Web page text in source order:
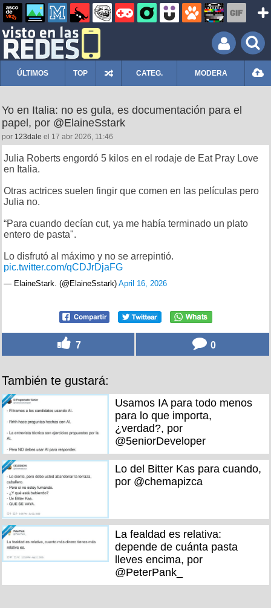
ÚLTIMOS TOP CATEG. MODERA
Yo en Italia: no es gula, es documentación para el
papel, por @ElaineSstark
por 123dale el 17 abr 2026, 11:46
Julia Roberts engordó 5 kilos en el rodaje de Eat Pray Love
en Italia.
Otras actrices suelen fingir que comen en las películas pero
Julia no.
“Para cuando decían cut, ya me había terminado un plato
entero de pasta".
Lo disfrutó al máximo y no se arrepintió.
pic.twitter.com/qCDJrDjaFG
— ElaineStark. (@ElaineSstark) April 16, 2026
7 0
También te gustará:
Usamos IA para todo menos
para lo que importa,
¿verdad?, por
@5eniorDeveloper
Lo del Bitter Kas para cuando,
por @chemapizca
La fealdad es relativa:
depende de cuánta pasta
lleves encima, por
@PeterPank_